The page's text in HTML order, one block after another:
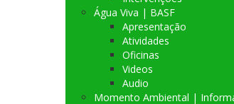
Água Viva | BASF
Apresentação
Atividades
Oficinas
Videos
Audio
Momento Ambiental |